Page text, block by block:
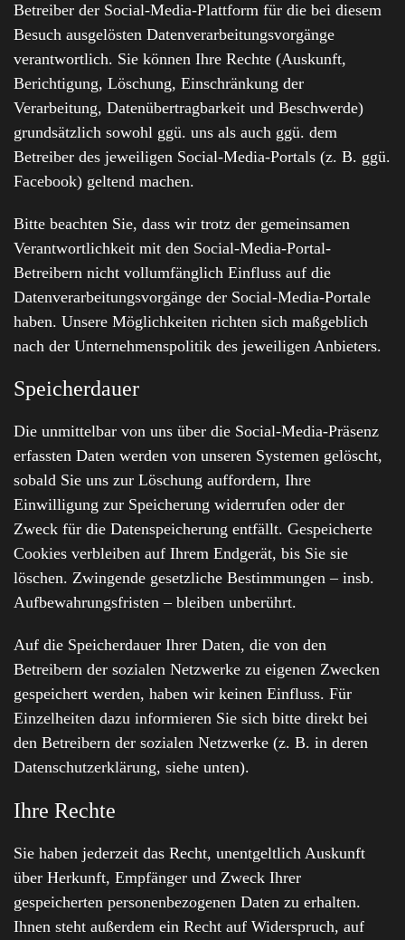
Betreiber der Social-Media-Plattform für die bei diesem
Besuch ausgelösten Datenverarbeitungsvorgänge
verantwortlich. Sie können Ihre Rechte (Auskunft,
Berichtigung, Löschung, Einschränkung der
Verarbeitung, Datenübertragbarkeit und Beschwerde)
grundsätzlich sowohl ggü. uns als auch ggü. dem
Betreiber des jeweiligen Social-Media-Portals (z. B. ggü.
Facebook) geltend machen.
Bitte beachten Sie, dass wir trotz der gemeinsamen
Verantwortlichkeit mit den Social-Media-Portal-
Betreibern nicht vollumfänglich Einfluss auf die
Datenverarbeitungsvorgänge der Social-Media-Portale
haben. Unsere Möglichkeiten richten sich maßgeblich
nach der Unternehmenspolitik des jeweiligen Anbieters.
Speicherdauer
Die unmittelbar von uns über die Social-Media-Präsenz
erfassten Daten werden von unseren Systemen gelöscht,
sobald Sie uns zur Löschung auffordern, Ihre
Einwilligung zur Speicherung widerrufen oder der
Zweck für die Datenspeicherung entfällt. Gespeicherte
Cookies verbleiben auf Ihrem Endgerät, bis Sie sie
löschen. Zwingende gesetzliche Bestimmungen – insb.
Aufbewahrungsfristen – bleiben unberührt.
Auf die Speicherdauer Ihrer Daten, die von den
Betreibern der sozialen Netzwerke zu eigenen Zwecken
gespeichert werden, haben wir keinen Einfluss. Für
Einzelheiten dazu informieren Sie sich bitte direkt bei
den Betreibern der sozialen Netzwerke (z. B. in deren
Datenschutzerklärung, siehe unten).
Ihre Rechte
Sie haben jederzeit das Recht, unentgeltlich Auskunft
über Herkunft, Empfänger und Zweck Ihrer
gespeicherten personenbezogenen Daten zu erhalten.
Ihnen steht außerdem ein Recht auf Widerspruch, auf